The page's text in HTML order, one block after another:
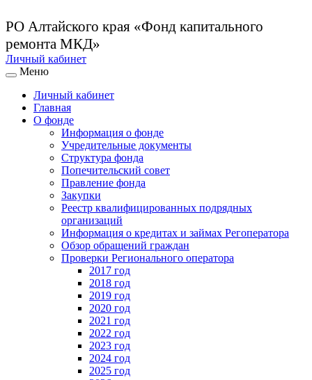
РО Алтайского края «Фонд капитального
ремонта МКД»
Личный кабинет
Меню
Личный кабинет
Главная
О фонде
Информация о фонде
Учредительные документы
Структура фонда
Попечительский совет
Правление фонда
Закупки
Реестр квалифицированных подрядных
организаций
Информация о кредитах и займах Регоператора
Обзор обращений граждан
Проверки Регионального оператора
2017 год
2018 год
2019 год
2020 год
2021 год
2022 год
2023 год
2024 год
2025 год